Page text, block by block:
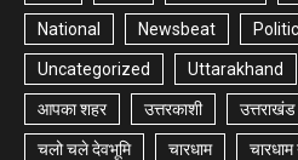
National Newsbeat
Uncategorized Uttarakhand
आपका शहर उत्तरकाशी उत्तराखंड
चलो चले देवभूमि चारधाम चारधाम